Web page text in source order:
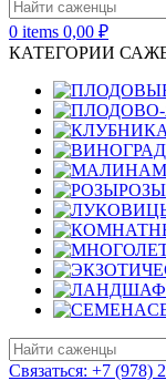
0 items 0,00 ₽
КАТЕГОРИИ
РОЗЫ
Связаться: +7 (978)